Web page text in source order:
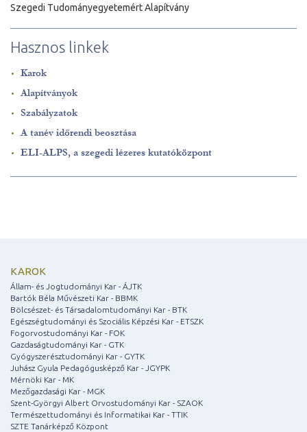
Szegedi Tudományegyetemért Alapítvány
Hasznos linkek
Karok
Alapítványok
Szabályzatok
A tanév időrendi beosztása
ELI-ALPS, a szegedi lézeres kutatóközpont
KAROK
Állam- és Jogtudományi Kar - ÁJTK
Bartók Béla Művészeti Kar - BBMK
Bölcsészet- és Társadalomtudományi Kar - BTK
Egészségtudományi és Szociális Képzési Kar - ETSZK
Fogorvostudományi Kar - FOK
Gazdaságtudományi Kar - GTK
Gyógyszerésztudományi Kar - GYTK
Juhász Gyula Pedagógusképző Kar - JGYPK
Mérnöki Kar - MK
Mezőgazdasági Kar - MGK
Szent-Györgyi Albert Orvostudományi Kar - SZAOK
Természettudományi és Informatikai Kar - TTIK
SZTE Tanárképző Központ